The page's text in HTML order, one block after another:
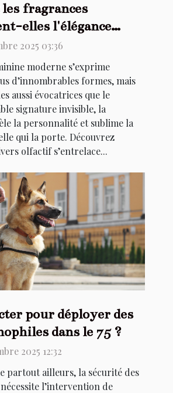
fragrances
elles l'élégance
?
2025 03:36
moderne s’exprime
d’innombrables formes, mais
aussi évocatrices que le
signature invisible, la
la personnalité et sublime la
qui la porte. Découvrez
olfactif s’entrelace...
pour déployer des
dans le 75 ?
2025 12:32
partout ailleurs, la sécurité des
l’intervention de